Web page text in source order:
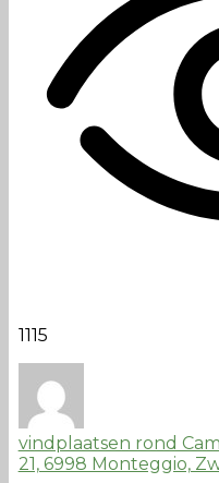
1115
vindplaatsen rond
21, 6998 Monteggio,